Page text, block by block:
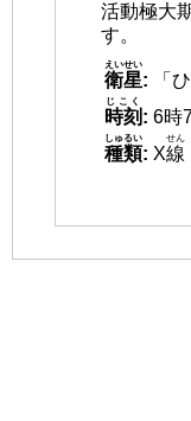
活動極大
す。
衛星
えいせい
:
「
時刻
じこく
: 6時
種類
しゅるい
: X線
せん